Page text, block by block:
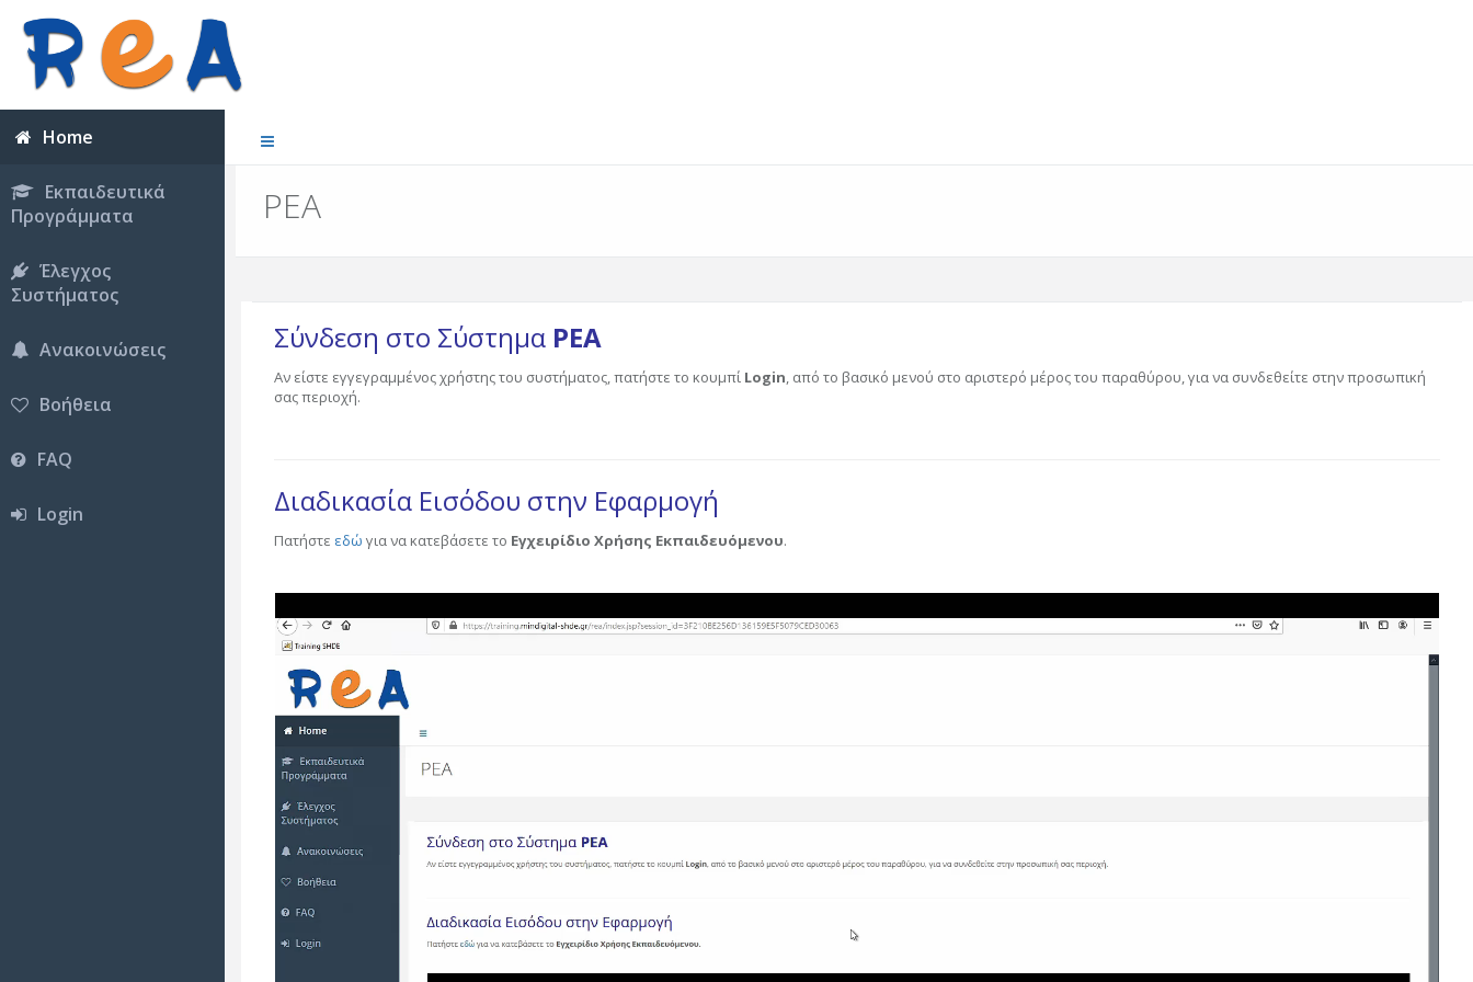
Home
Εκπαιδευτικά
Προγράμματα
Έλεγχος
Συστήματος
Ανακοινώσεις
Βοήθεια
FAQ
Login
ΡΕΑ
Σύνδεση στο Σύστημα ΡΕΑ
Αν είστε εγγεγραμμένος χρήστης του συστήματος, πατήστε το κουμπί Login, από το βασικό μενού στο αριστερό μέρος του παραθύρου, για να συνδεθείτε στην προσωπική
σας περιοχή.
Διαδικασία Εισόδου στην Εφαρμογή
Πατήστε εδώ για να κατεβάσετε το Εγχειρίδιο Χρήσης Εκπαιδευόμενου.